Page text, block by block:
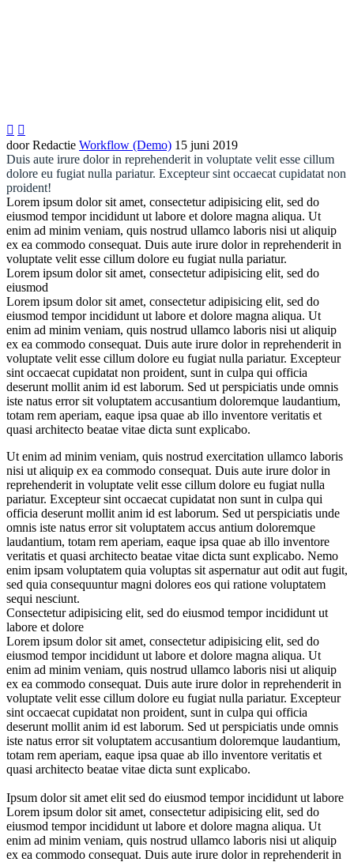
 
door Redactie Workflow (Demo) 15 juni 2019
Duis aute irure dolor in reprehenderit in voluptate velit esse cillum
dolore eu fugiat nulla pariatur. Excepteur sint occaecat cupidatat non
proident!
Lorem ipsum dolor sit amet, consectetur adipisicing elit, sed do
eiusmod tempor incididunt ut labore et dolore magna aliqua. Ut
enim ad minim veniam, quis nostrud ullamco laboris nisi ut aliquip
ex ea commodo consequat. Duis aute irure dolor in reprehenderit in
voluptate velit esse cillum dolore eu fugiat nulla pariatur.
Lorem ipsum dolor sit amet, consectetur adipisicing elit, sed do
eiusmod
Lorem ipsum dolor sit amet, consectetur adipisicing elit, sed do
eiusmod tempor incididunt ut labore et dolore magna aliqua. Ut
enim ad minim veniam, quis nostrud ullamco laboris nisi ut aliquip
ex ea commodo consequat. Duis aute irure dolor in reprehenderit in
voluptate velit esse cillum dolore eu fugiat nulla pariatur. Excepteur
sint occaecat cupidatat non proident, sunt in culpa qui officia
deserunt mollit anim id est laborum. Sed ut perspiciatis unde omnis
iste natus error sit voluptatem accusantium doloremque laudantium,
totam rem aperiam, eaque ipsa quae ab illo inventore veritatis et
quasi architecto beatae vitae dicta sunt explicabo.
Ut enim ad minim veniam, quis nostrud exercitation ullamco laboris
nisi ut aliquip ex ea commodo consequat. Duis aute irure dolor in
reprehenderit in voluptate velit esse cillum dolore eu fugiat nulla
pariatur. Excepteur sint occaecat cupidatat non sunt in culpa qui
officia deserunt mollit anim id est laborum. Sed ut perspiciatis unde
omnis iste natus error sit voluptatem accus antium doloremque
laudantium, totam rem aperiam, eaque ipsa quae ab illo inventore
veritatis et quasi architecto beatae vitae dicta sunt explicabo. Nemo
enim ipsam voluptatem quia voluptas sit aspernatur aut odit aut fugit,
sed quia consequuntur magni dolores eos qui ratione voluptatem
sequi nesciunt.
Consectetur adipisicing elit, sed do eiusmod temporincididunt ut
labore et dolore
Lorem ipsum dolor sit amet, consectetur adipisicing elit, sed do
eiusmod tempor incididunt ut labore et dolore magna aliqua. Ut
enim ad minim veniam, quis nostrud ullamco laboris nisi ut aliquip
ex ea commodo consequat. Duis aute irure dolor in reprehenderit in
voluptate velit esse cillum dolore eu fugiat nulla pariatur. Excepteur
sint occaecat cupidatat non proident, sunt in culpa qui officia
deserunt mollit anim id est laborum. Sed ut perspiciatis unde omnis
iste natus error sit voluptatem accusantium doloremque laudantium,
totam rem aperiam, eaque ipsa quae ab illo inventore veritatis et
quasi architecto beatae vitae dicta sunt explicabo.
Ipsum dolor sit amet elit sed do eiusmod tempor incididunt ut labore
Lorem ipsum dolor sit amet, consectetur adipisicing elit, sed do
eiusmod tempor incididunt ut labore et dolore magna aliqua. Ut
enim ad minim veniam, quis nostrud ullamco laboris nisi ut aliquip
ex ea commodo consequat. Duis aute irure dolor in reprehenderit in